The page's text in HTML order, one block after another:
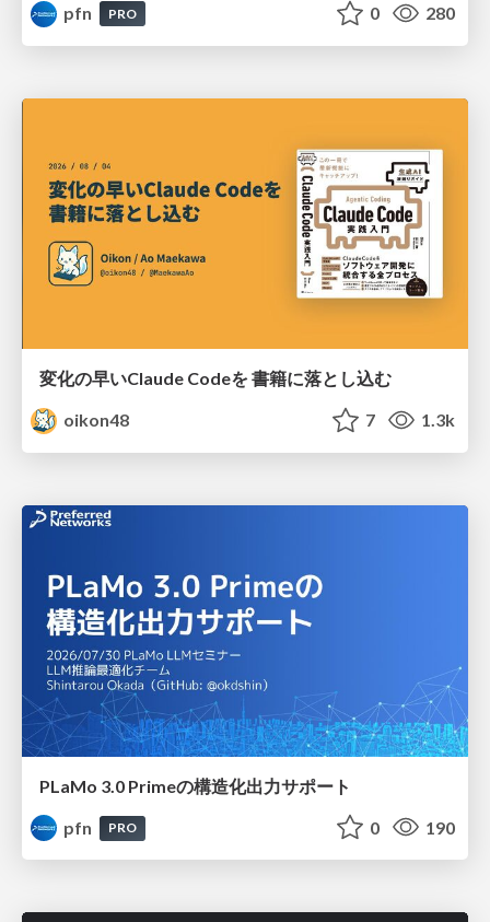
pfn PRO 0 280
変化の早いClaude Codeを 書籍に落とし込む
oikon48
7 1.3k
PLaMo 3.0 Primeの構造化出力サポート
pfn
PRO 0 190